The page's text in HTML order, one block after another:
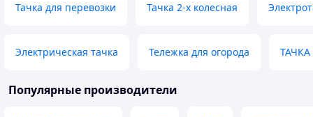
Тачка для перевозки Тачка 2-х колесная
Электрическая тачка Тележка для огорода ТАЧКА
Популярные производители